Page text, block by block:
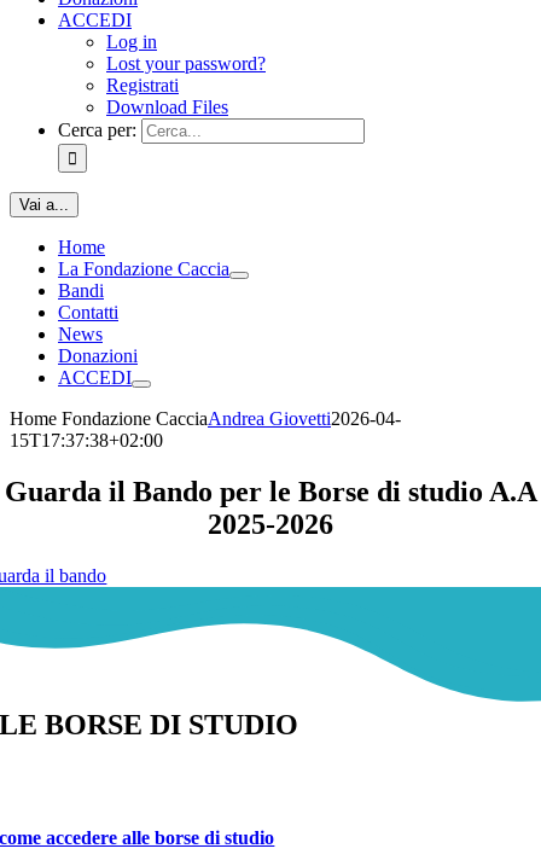
ACCEDI
Log in
Lost your password?
Registrati
Download Files
Cerca per:
Vai a...
Home
La Fondazione Caccia
Bandi
Contatti
News
Donazioni
ACCEDI
Home Fondazione CacciaAndrea Giovetti2026-04-
15T17:37:38+02:00
Guarda il Bando per le Borse di studio A.A
2025-2026
il bando
LE BORSE DI STUDIO
come accedere alle borse di studio